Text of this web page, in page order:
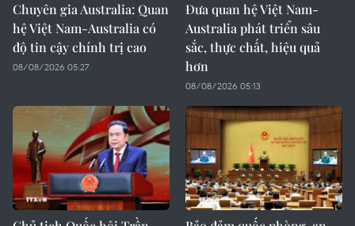
Chuyên gia Australia: Quan
hệ Việt Nam-Australia có
độ tin cậy chính trị cao
08/08/2026 05:27
Đưa quan hệ Việt Nam-
Australia phát triển sâu
sắc, thực chất, hiệu quả
hơn
08/08/2026 05:13